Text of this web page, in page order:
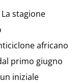
stagione
africano
primo giugno
iniziale